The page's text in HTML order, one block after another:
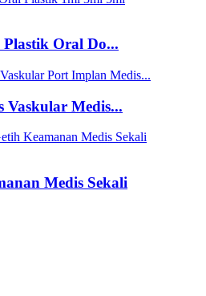
Oral Do...
Vaskular Medis...
Medis Sekali